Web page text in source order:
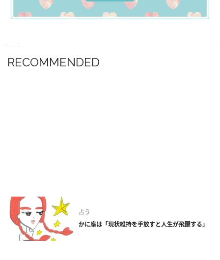
RECOMMENDED
占う
かに座は「現状維持を手放すと人生が飛躍する」